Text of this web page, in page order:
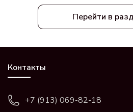
Перейти в
Контакты
+7 (913) 069-82-18